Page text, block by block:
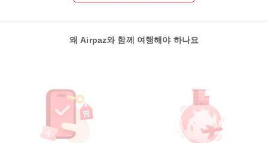
왜 Airpaz와 함께 여행해야 하나요